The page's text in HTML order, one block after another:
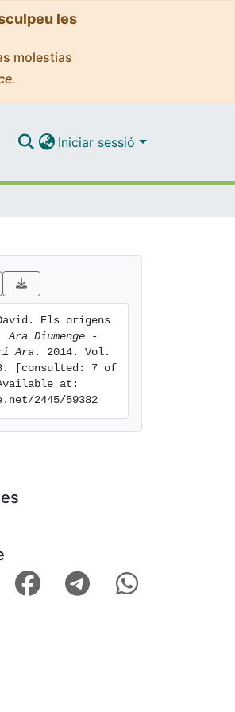
les
molestias
Iniciar sessió
David. Els orígens
Ara Diumenge -
Ara. 2014. Vol.
[consulted: 7 of
at:
2445/59382